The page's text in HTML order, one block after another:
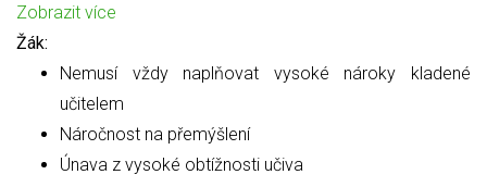
Zobrazit více
Žák:
Nemusí vždy naplňovat vysoké nároky kladené
učitelem
Náročnost na přemýšlení
Únava z vysoké obtížnosti učiva